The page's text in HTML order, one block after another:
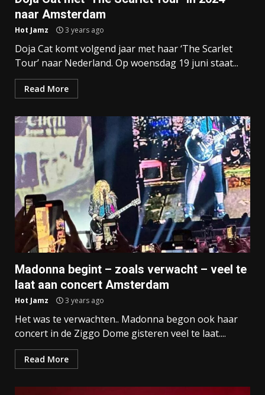
naar Amsterdam
Hot Jamz 3 years ago
Doja Cat komt volgend jaar met haar ‘The Scarlet
Tour’ naar Nederland. Op woensdag 19 juni staat...
Read More
Madonna begint – zoals verwacht – veel te
laat aan concert Amsterdam
Hot Jamz 3 years ago
Het was te verwachten.. Madonna begon ook haar
concert in de Ziggo Dome gisteren veel te laat....
Read More